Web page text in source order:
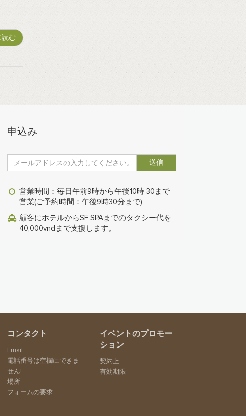
読む
申込み
送信
営業時間：毎日午前9時から午後10時 30まで
営業(ご予約時間：午後9時30分まで)
顧客にホテルからSF SPAまでのタクシー代を
40,000vndまで支援します。
コンタクト
Email
電話番号は空欄にできま
せん!
場所
フォームの要求
イベントのプロモー
ション
契約上
有効期限